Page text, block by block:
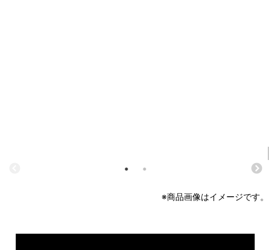
※商品画像はイメージです。